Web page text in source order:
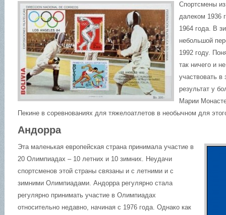
Спортсмены
далеком 1936
1964 года. В
небольшой
1992 году.
так ничего и
участвовать
результат у
Марии
Пекине в соревнованиях для тяжелоатлетов в необычном для
Андорра
Эта маленькая европейская страна принимала участие в
20 Олимпиадах – 10 летних и 10 зимних. Неудачи
спортсменов этой страны связаны и с летними и с
зимними Олимпиадами. Андорра регулярно стала
регулярно принимать участие в Олимпиадах
относительно недавно, начиная с 1976 года. Однако как